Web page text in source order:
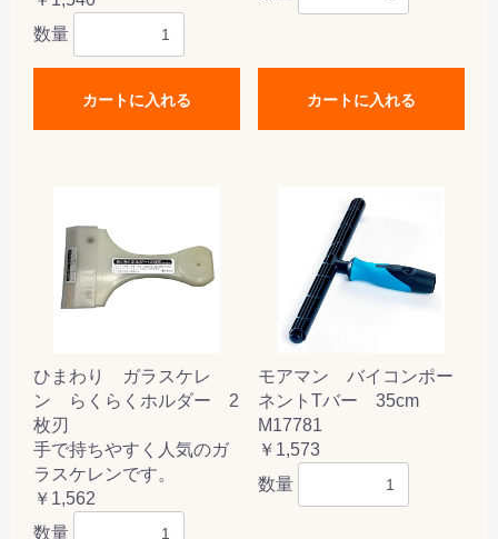
数量
カートに入れる カートに入れる
ひまわり ガラスケレ
ン らくらくホルダー 2
枚刃
手で持ちやすく人気のガ
ラスケレンです。
￥1,562
数量
モアマン バイコンポー
ネントTバー 35cm
M17781
￥1,573
数量